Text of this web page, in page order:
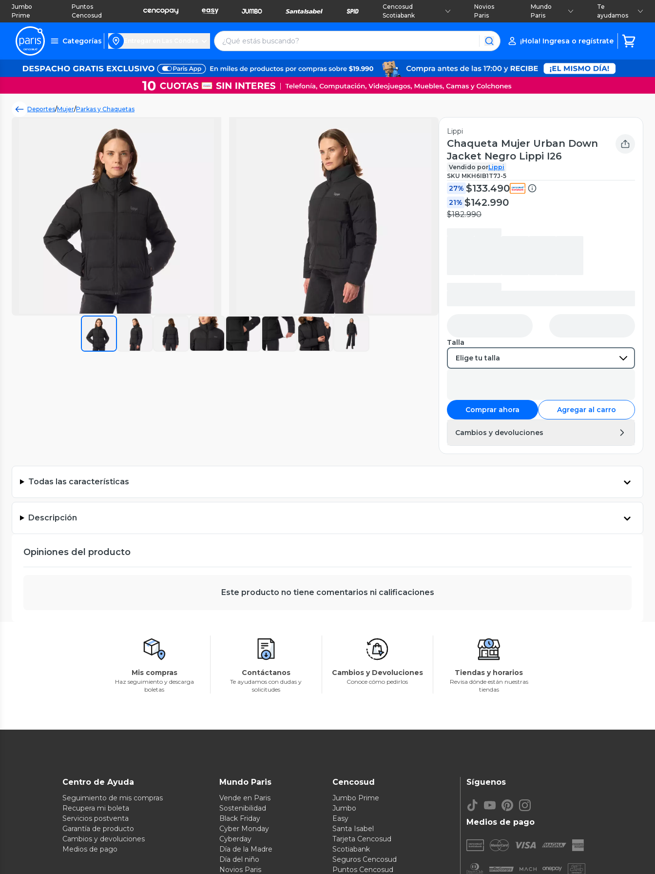
Jumbo
Prime
Puntos
Cencosud
Cencosud
Scotiabank
Novios
Paris
Mundo
Paris
Te
ayudamos
Categorías ¡Hola! Ingresa o regístrate
Deportes/Mujer/Parkas y Chaquetas
Lippi
Chaqueta Mujer Urban Down
Jacket Negro Lippi I26
Vendido porLippi
SKU MKH6IB1T7J-5
27% $133.490
21% $142.990
$182.990
Talla
Comprar ahora Agregar al carro
Cambios y devoluciones
Todas las características
Descripción
Opiniones del producto
Este producto no tiene comentarios ni calificaciones
Mis compras
Haz seguimiento y descarga
boletas
Contáctanos
Te ayudamos con dudas y
solicitudes
Cambios y Devoluciones
Conoce cómo pedirlos
Tiendas y horarios
Revisa dónde están nuestras
tiendas
Centro de Ayuda
Seguimiento de mis compras
Recupera mi boleta
Servicios postventa
Garantía de producto
Cambios y devoluciones
Medios de pago
Mundo Paris
Vende en Paris
Sostenibilidad
Black Friday
Cyber Monday
Cyberday
Día de la Madre
Día del niño
Novios Paris
Cencosud
Jumbo Prime
Jumbo
Easy
Santa Isabel
Tarjeta Cencosud
Scotiabank
Seguros Cencosud
Puntos Cencosud
Medios de pago
Síguenos